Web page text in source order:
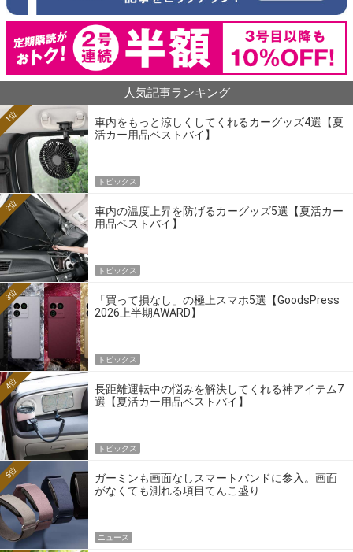
人気記事ランキング
車内をもっと涼しくしてくれるカーグッズ4選【夏
活カー用品ベストバイ】
1位
トピックス
車内の温度上昇を防げるカーグッズ5選【夏活カー
用品ベストバイ】
2位
トピックス
「買って損なし」の極上スマホ5選【GoodsPress
2026上半期AWARD】
3位
トピックス
長距離運転中の悩みを解決してくれる神アイテム7
選【夏活カー用品ベストバイ】
4位
トピックス
ガーミンも画面なしスマートバンドに参入。画面
がなくても測れる項目てんこ盛り
5位
ニュース